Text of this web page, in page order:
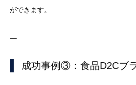
ができます。
—
成功事例③：食品D2Cブ